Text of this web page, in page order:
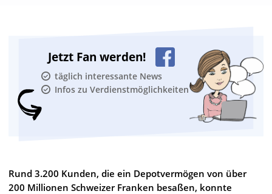
Jetzt Fan werden!
täglich interessante News
Infos zu Verdienstmöglichkeiten
Rund 3.200 Kunden, die ein Depotvermögen von über
200 Millionen Schweizer Franken besaßen, konnte